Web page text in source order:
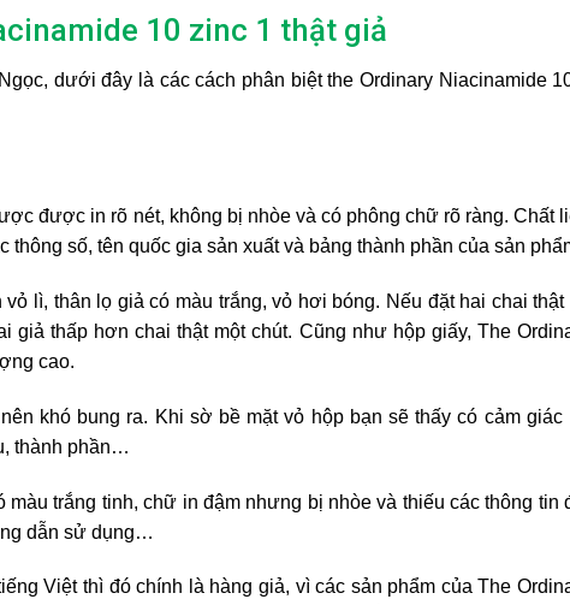
10 zinc 1 thật giả
dưới đây là các cách phân biệtthe Ordinary Niacinamide
được in rõ nét, không bị nhòe và có phông chữ rõ ràng. Chất
thông số, tên quốc gia sản xuất và bảng thành phần của sản
lì, thân lọ giả có màu trắng, vỏ hơi bóng. Nếu đặt hai chai thật
giả thấp hơn chai thật một chút. Cũng như hộp giấy, The
cao.
khó bung ra. Khi sờ bề mặt vỏ hộp bạn sẽ thấy có cảm giác
thành phần…
màu trắng tinh, chữ in đậm nhưng bị nhòe và thiếu các thông tin
dẫn sử dụng…
Việt thì đó chính là hàng giả, vì các sản phẩm của The